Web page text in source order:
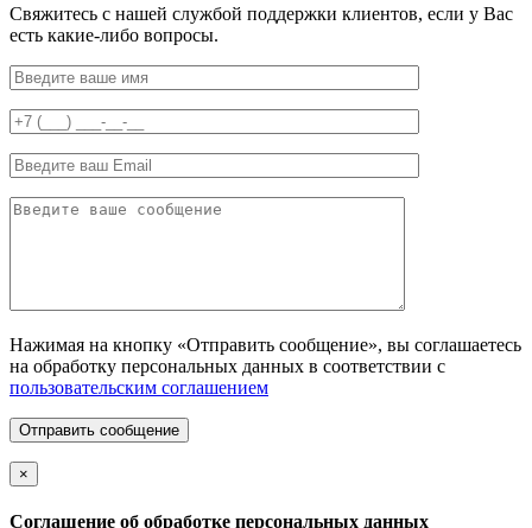
Свяжитесь с нашей службой поддержки клиентов, если у Вас
есть какие-либо вопросы.
Нажимая на кнопку «Отправить сообщение», вы соглашаетесь
на обработку персональных данных в соответствии с
пользовательским соглашением
Отправить сообщение
×
Соглашение об обработке персональных данных